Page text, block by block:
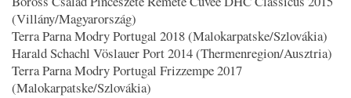
(Villány/Magyarország)
Terra Parna Modry Portugal 2018 (Malokarpatske/Szlovákia)
Harald Schachl Vöslauer Port 2014 (Thermenregion/Ausztria)
Terra Parna Modry Portugal Frizzempe 2017
(Malokarpatske/Szlovákia)